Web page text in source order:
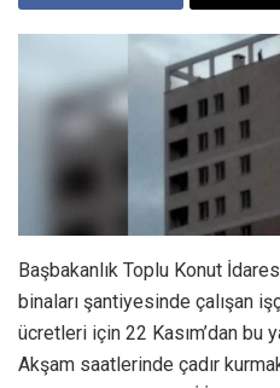
Başbakanlık Toplu Konut
binaları şantiyesinde çalışan
ücretleri için 22 Kasım’dan bu
Akşam saatlerinde çadır